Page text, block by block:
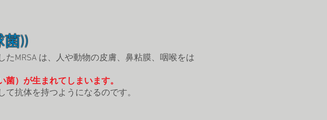
))
MRSA は、人や動物の皮膚、鼻粘膜、咽喉をは
）が生まれてしまいます。
抗体を持つようになるのです。